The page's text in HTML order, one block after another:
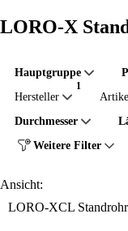
LORO-X
Hauptgruppe
Hersteller
Durchmesser
Weitere Filter
Ansicht:
LORO-XCL